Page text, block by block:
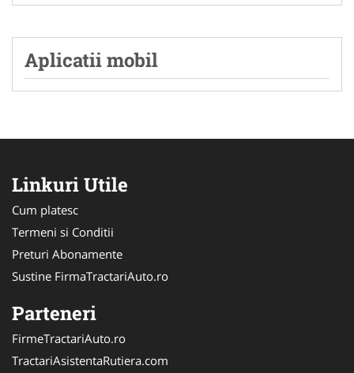
Aplicatii mobil
Linkuri Utile
Cum platesc
Termeni si Conditii
Preturi Abonamente
Sustine FirmaTractariAuto.ro
Parteneri
FirmeTractariAuto.ro
TractariAsistentaRutiera.com